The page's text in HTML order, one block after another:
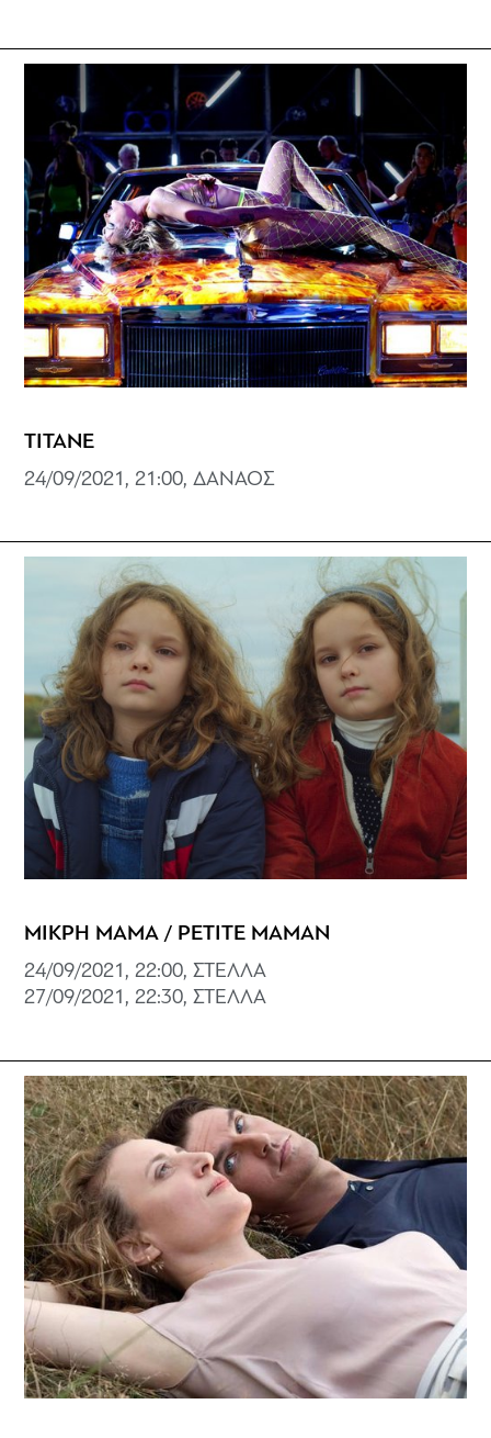
TITANE
24/09/2021, 21:00, ΔΑΝΑΟΣ
ΜΙΚΡΗ ΜΑΜΑ / PETITE MAMAN
24/09/2021, 22:00, ΣΤΕΛΛΑ
27/09/2021, 22:30, ΣΤΕΛΛΑ